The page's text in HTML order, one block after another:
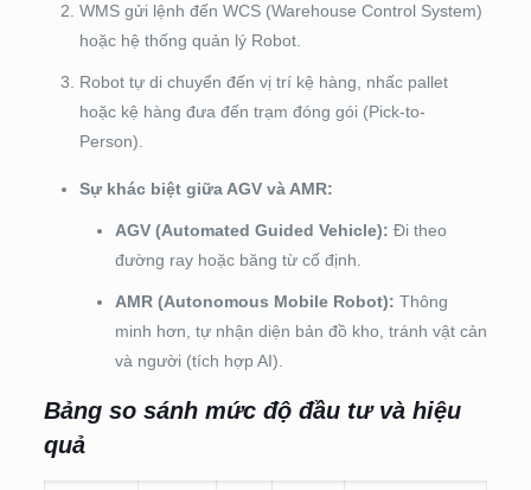
WMS gửi lệnh đến WCS (Warehouse Control System)
hoặc hệ thống quản lý Robot.
Robot tự di chuyển đến vị trí kệ hàng, nhấc pallet
hoặc kệ hàng đưa đến trạm đóng gói (Pick-to-
Person).
Sự khác biệt giữa AGV và AMR:
AGV (Automated Guided Vehicle): Đi theo
đường ray hoặc băng từ cố định.
AMR (Autonomous Mobile Robot): Thông
minh hơn, tự nhận diện bản đồ kho, tránh vật cản
và người (tích hợp AI).
Bảng so sánh mức độ đầu tư và hiệu
quả